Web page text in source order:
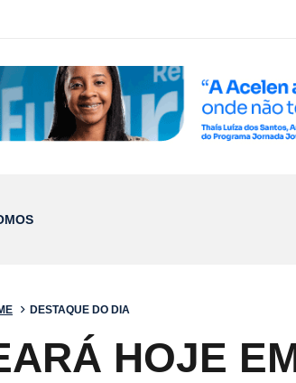
DESTAQUE DO DIA
HOJE EM